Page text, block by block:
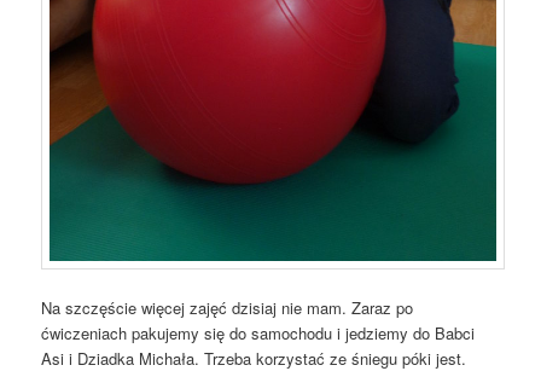
Na szczęście więcej zajęć dzisiaj nie mam. Zaraz po
ćwiczeniach pakujemy się do samochodu i jedziemy do Babci
Asi i Dziadka Michała. Trzeba korzystać ze śniegu póki jest.